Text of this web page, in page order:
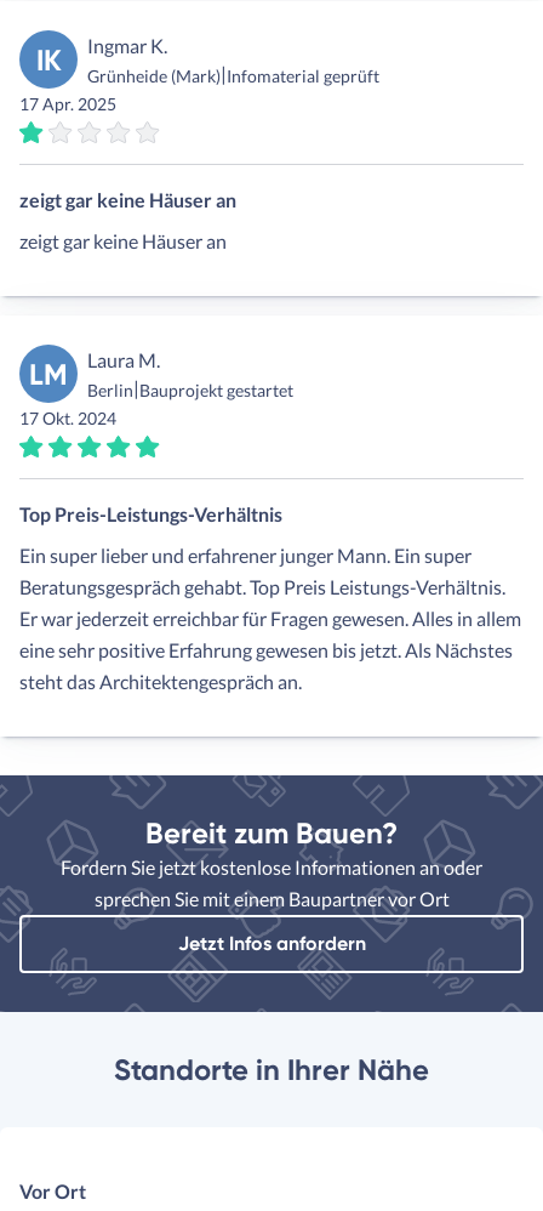
IK Ingmar K.
Grünheide (Mark)|Infomaterial geprüft
17 Apr. 2025
zeigt gar keine Häuser an
zeigt gar keine Häuser an
LM Laura M.
Berlin|Bauprojekt gestartet
17 Okt. 2024
Top Preis-Leistungs-Verhältnis
Ein super lieber und erfahrener junger Mann. Ein super
Beratungsgespräch gehabt. Top Preis Leistungs-Verhältnis.
Er war jederzeit erreichbar für Fragen gewesen. Alles in allem
eine sehr positive Erfahrung gewesen bis jetzt. Als Nächstes
steht das Architektengespräch an.
Bereit zum Bauen?
Fordern Sie jetzt kostenlose Informationen an oder
sprechen Sie mit einem Baupartner vor Ort
Jetzt Infos anfordern
Standorte in Ihrer Nähe
Vor Ort